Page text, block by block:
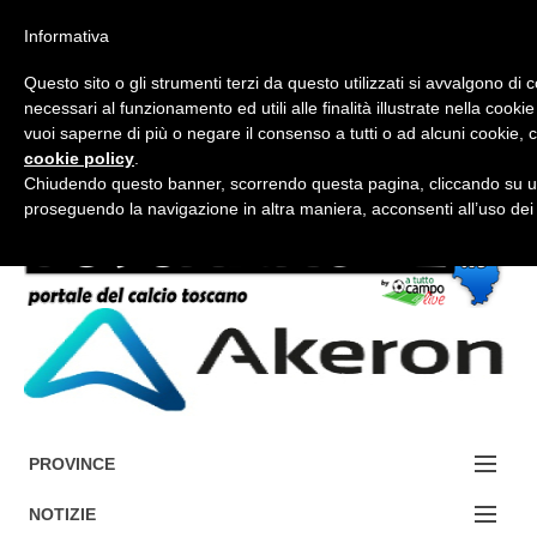
FORUM-ACCEDI
Accedi / Registrati
PROVINCE
EDIZIONE:
NOTIZIE
Informativa
Questo sito o gli strumenti terzi da questo utilizzati si avvalgono di
necessari al funzionamento ed utili alle finalità illustrate nella
vuoi saperne di più o negare il consenso a tutti o ad alcuni cookie,
cookie policy
Chiudendo questo banner, scorrendo questa pagina, cliccando su
proseguendo la navigazione in altra maniera, acconsenti all’uso